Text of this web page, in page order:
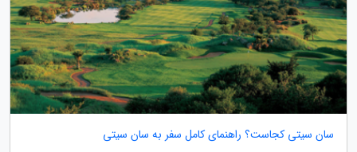
سان سیتی کجاست؟ راهنمای کامل سفر به سان سیتی